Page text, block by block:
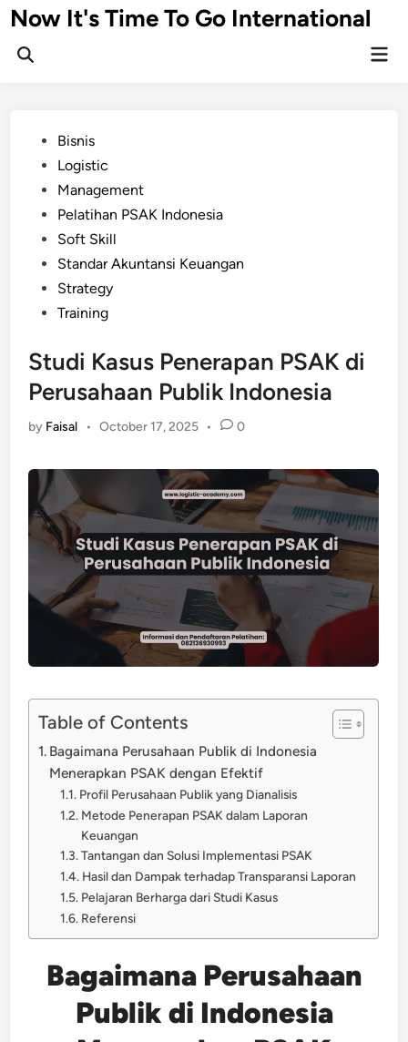
Skip
to
content
Now It's Time To Go International
PostedBisnis
Logistic
Management
Pelatihan PSAK Indonesia
Soft Skill
Standar Akuntansi Keuangan
Strategy
Training
Studi Kasus Penerapan PSAK di
Perusahaan Publik Indonesia
by Faisal • October 17, 2025 • 0
Table of Contents
Bagaimana Perusahaan Publik di Indonesia
Menerapkan PSAK dengan Efektif
Profil Perusahaan Publik yang Dianalisis
Metode Penerapan PSAK dalam Laporan
Keuangan
Tantangan dan Solusi Implementasi PSAK
Hasil dan Dampak terhadap Transparansi Laporan
Pelajaran Berharga dari Studi Kasus
Referensi
Bagaimana Perusahaan
Publik di Indonesia